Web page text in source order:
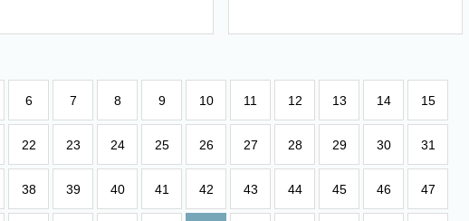
6 7 8 9 10 11 12 13 14 15
22 23 24 25 26 27 28 29 30 31
38 39 40 41 42 43 44 45 46 47